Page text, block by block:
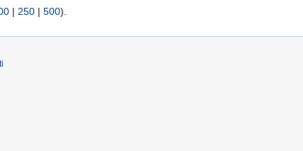
| 250 | 500).